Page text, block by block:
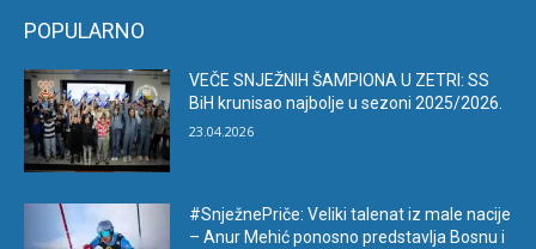
POPULARNO
VEČE SNJEŽNIH ŠAMPIONA U ZETRI: SS
BiH krunisao najbolje u sezoni 2025/2026.
23.04.2026
#SnježnePriče: Veliki talenat iz male nacije
– Anur Mehić ponosno predstavlja Bosnu i